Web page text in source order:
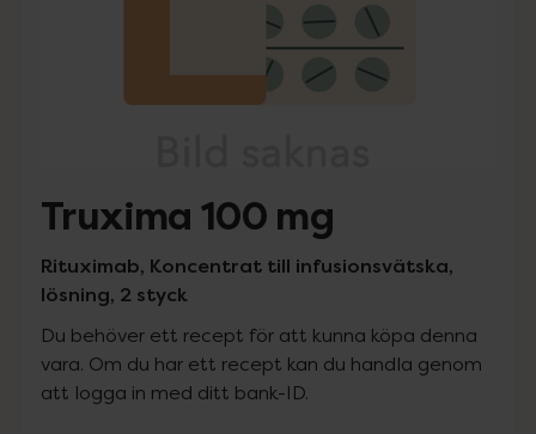
Truxima 100 mg
Rituximab, Koncentrat till infusionsvätska,
lösning, 2 styck
Du behöver ett recept för att kunna köpa denna
vara. Om du har ett recept kan du handla genom
att logga in med ditt bank-ID.